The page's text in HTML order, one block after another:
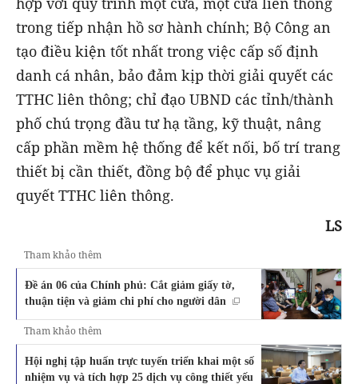
trong tiếp nhận hồ sơ hành chính; Bộ Công an
tạo điều kiện tốt nhất trong việc cấp số định
danh cá nhân, bảo đảm kịp thời giải quyết các
TTHC liên thông; chỉ đạo UBND các tỉnh/thành
phố chú trọng đầu tư hạ tầng, kỹ thuật, nâng
cấp phần mềm hệ thống để kết nối, bố trí trang
thiết bị cần thiết, đồng bộ để phục vụ giải
quyết TTHC liên thông.
LS
Tham khảo thêm
Đề án 06 của Chính phủ: Cắt giảm giấy tờ,
thuận tiện và giảm chi phí cho người dân
Tham khảo thêm
Hội nghị tập huấn trực tuyến triển khai một số
nhiệm vụ và tích hợp 25 dịch vụ công thiết yếu